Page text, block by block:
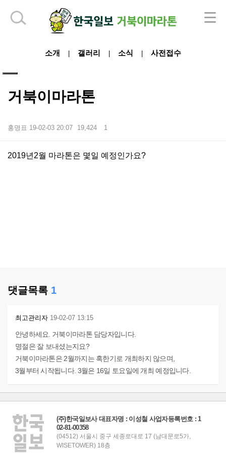
소개 갤러리 소식 사전접수
거북이마라톤
홍명표 19-02-03 20:07 19,424 1
본문
2019년2월 마라톤은 몇일 예정인가요?
댓글목록 1
최고관리자 19-02-07 13:15
안녕하세요. 거북이마라톤 담당자입니다.
명절은 잘 보내셨는지요?
거북이마라톤은 2월까지는 혹한기로 개최하지 않으며,
3월부터 시작됩니다. 3월은 16일 토요일에 개최 예정입니다.
하단 영역
(주)한국일보사 대표자명 : 이성철 사업자등록번호 : 1
02-81-00358
(04512) 서울시 중구 세종로대로 17 (남대문로5가,
WISETOWER) 18층